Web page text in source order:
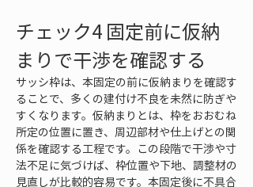
チェック4 固定前に仮納
まりで干渉を確認する
サッシ枠は、本固定の前に仮納まりを確認す
ることで、多くの建付け不良を未然に防ぎや
すくなります。仮納まりとは、枠をおおむね
所定の位置に置き、周辺部材や仕上げとの関
係を確認する工程です。この段階で干渉や寸
法不足に気づけば、枠位置や下地、調整材の
見直しが比較的容易です。本固定後に不具合